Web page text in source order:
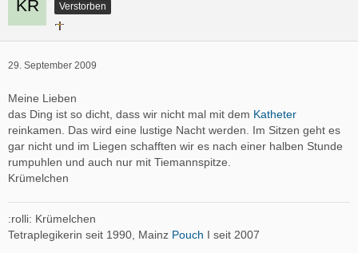
Verstorben
29. September 2009
Meine Lieben
das Ding ist so dicht, dass wir nicht mal mit dem Katheter
reinkamen. Das wird eine lustige Nacht werden. Im Sitzen geht es
gar nicht und im Liegen schafften wir es nach einer halben Stunde
rumpuhlen und auch nur mit Tiemannspitze.
Krümelchen
:rolli: Krümelchen
Tetraplegikerin seit 1990, Mainz Pouch I seit 2007